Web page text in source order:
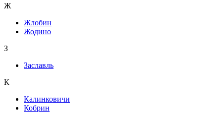
Ж
Жлобин
Жодино
З
Заславль
К
Калинковичи
Кобрин